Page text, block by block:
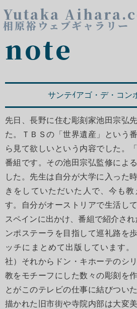
Yutaka
相原裕ウェブギャラリー
note
サンテｲアゴ・デ・コン
先日、長野に住む彫刻家池田宗弘
た。ＴＢＳの「世界遺産」という
ら見て欲しいという内容でした。
番組です。その池田宗弘監修によ
した。先生は自分が大学に入った
きをしていただいた人で、今も
す。自分がオーストリアで生活し
スペインに出かけ、番組で紹介さ
ンポステーラを目指して巡礼路を
ッチにまとめて出版しています
社）それからドン・キホーテのシ
教をモチーフにした数々の彫刻を
とがこのテレビの仕事に結びつい
描かれた旧市街や寺院内部は大変